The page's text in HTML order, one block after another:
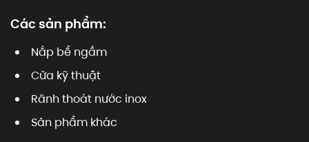
Các sản phẩm:
Nắp bể ngầm
Cửa kỹ thuật
Rãnh thoát nước inox
Sản phẩm khác